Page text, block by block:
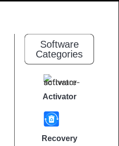
Software
Categories
Activator
Recovery